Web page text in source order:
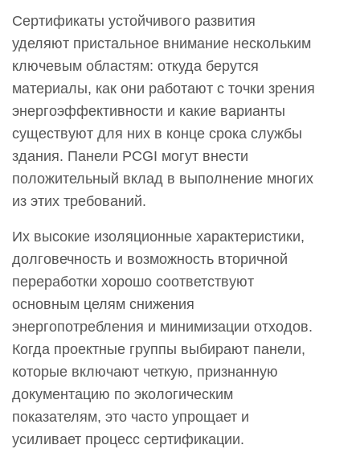
Сертификаты устойчивого развития
уделяют пристальное внимание нескольким
ключевым областям: откуда берутся
материалы, как они работают с точки зрения
энергоэффективности и какие варианты
существуют для них в конце срока службы
здания. Панели PCGI могут внести
положительный вклад в выполнение многих
из этих требований.
Их высокие изоляционные характеристики,
долговечность и возможность вторичной
переработки хорошо соответствуют
основным целям снижения
энергопотребления и минимизации отходов.
Когда проектные группы выбирают панели,
которые включают четкую, признанную
документацию по экологическим
показателям, это часто упрощает и
усиливает процесс сертификации.